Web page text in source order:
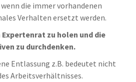
die immer vorhandenen
Verhalten ersetzt werden.
zu holen und die
zu durchdenken.
Entlassung z.B. bedeutet nicht
Arbeitsverhältnisses.